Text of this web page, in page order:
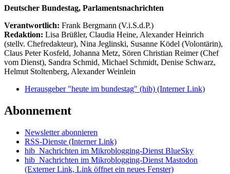
Deutscher Bundestag, Parlamentsnachrichten
Verantwortlich: Frank Bergmann (V.i.S.d.P.)
Redaktion: Lisa Brüßler, Claudia Heine, Alexander Heinrich
(stellv. Chefredakteur), Nina Jeglinski, Susanne Ködel (Volontärin),
Claus Peter Kosfeld, Johanna Metz, Sören Christian Reimer (Chef
vom Dienst), Sandra Schmid, Michael Schmidt, Denise Schwarz,
Helmut Stoltenberg, Alexander Weinlein
Herausgeber "heute im bundestag" (hib) (Interner Link)
Abonnement
Newsletter abonnieren
RSS-Dienste (Interner Link)
hib_Nachrichten im Mikroblogging-Dienst BlueSky
hib_Nachrichten im Mikroblogging-Dienst Mastodon
(Externer Link, Link öffnet ein neues Fenster)